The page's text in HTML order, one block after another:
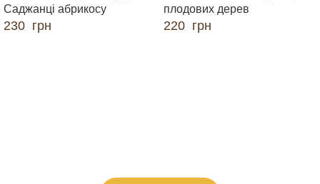
Саджанці абрикосу
230 грн
плодових дерев
220 грн